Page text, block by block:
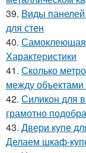
39. Виды панелей
для стен
40.
Характеристики
41. Сколько
между объектами
42. Силикон для
грамотно
43. Двери купе
Делаем шкаф-